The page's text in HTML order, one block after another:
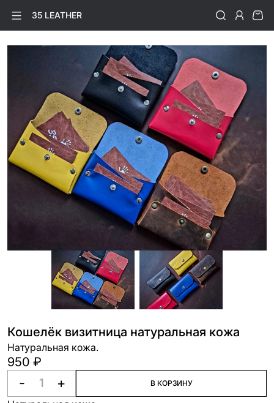
35 LEATHER
Кошелёк визитница натуральная кожа
Натуральная кожа.
950 ₽
- + В КОРЗИНУ